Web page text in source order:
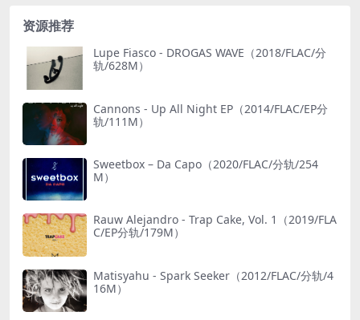
资源推荐
Lupe Fiasco - DROGAS WAVE（2018/FLAC/分
轨/628M）
Cannons - Up All Night EP（2014/FLAC/EP分
轨/111M）
Sweetbox – Da Capo（2020/FLAC/分轨/254
M）
Rauw Alejandro - Trap Cake, Vol. 1（2019/FLA
C/EP分轨/179M）
Matisyahu - Spark Seeker（2012/FLAC/分轨/4
16M）